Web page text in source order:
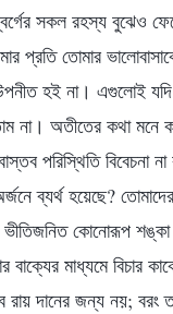
সকল রহস্য বুঝেও
প্রতি তোমার
হই না। এগুলোই
অতীতের কথা মনে
পরিস্থিতি বিবেচনা
ব্যর্থ হয়েছে?
কোনোরূপ
মাধ্যমে বিচার
দানের জন্য নয়; বরং